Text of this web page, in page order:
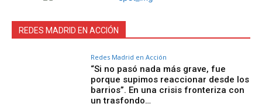
REDES MADRID EN ACCIÓN
Redes Madrid en Acción
“Si no pasó nada más grave, fue
porque supimos reaccionar desde los
barrios”. En una crisis fronteriza con
un trasfondo…